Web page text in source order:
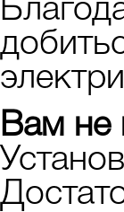
Вам не